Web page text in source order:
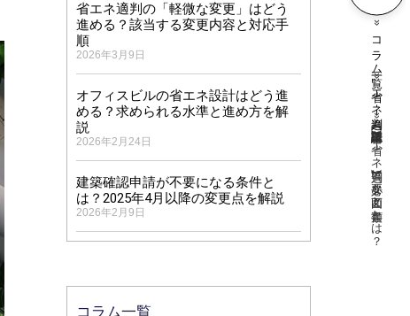
»
コラム一覧
»
省エネ適判
»
【建築確認申請】と【省エネ適判】に必要な図面と書類とは？
省エネ適判の「軽微な変更」はどう
進める？該当する変更内容と対応手
順
2026年3月9日
オフィスビルの省エネ設計はどう進
める？求められる水準と進め方を解
説
2026年2月24日
建築確認申請が不要になる条件と
は？2025年4月以降の変更点を解説
2026年2月9日
コラム一覧